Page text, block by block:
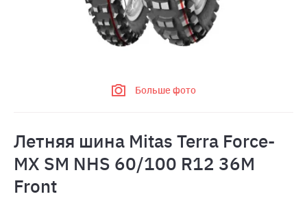
Больше фото
Летняя шина Mitas Terra Force-
MX SM NHS 60/100 R12 36M
Front